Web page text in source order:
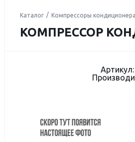
Каталог Компрессоры кондиционера
КОМПРЕССОР
Артикул: